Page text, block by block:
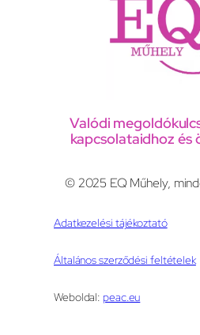
Valódi
kapcsolataidhoz és
© 2025 EQ Műhely,
Adatkezelési tájékoztató
Általános szerződési feltételek
Weboldal: peac.eu